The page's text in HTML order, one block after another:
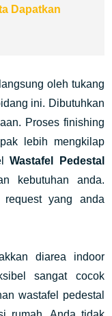
Dapatkan
oleh tukang
ini. Dibutuhkan
Proses finishing
lebih mengkilap
Wastafel Pedestal
kebutuhan anda.
yang anda
diarea indoor
sangat cocok
wastafel pedestal